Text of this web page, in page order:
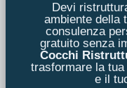
Devi
ambiente della
consulenza
gratuito senza
Cocchi
trasformare la
e il